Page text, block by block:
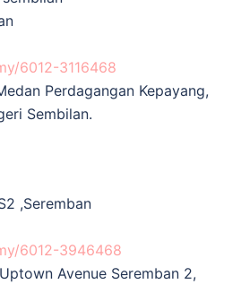
6012-3116468
Perdagangan Kepayang,
Sembilan.
,Seremban
6012-3946468
Avenue Seremban 2,